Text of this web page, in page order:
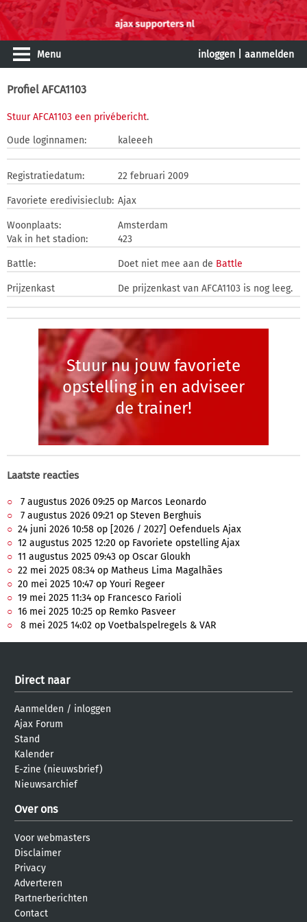
Menu inloggen aanmelden
Profiel AFCA1103
Stuur AFCA1103 een privébericht.
Oude loginnamen:
kaleeeh
Registratiedatum: 22 februari 2009
Favoriete eredivisieclub: Ajax
Woonplaats:
Amsterdam
Vak in het stadion:
423
Battle: Doet niet mee aan de Battle
Prijzenkast De prijzenkast van AFCA1103 is nog leeg.
Stuur nu jouw favoriete
opstelling in en adviseer
de trainer!
Laatste reacties
7 augustus 2026 09:25 op Marcos Leonardo
7 augustus 2026 09:21 op Steven Berghuis
24 juni 2026 10:58 op [2026 / 2027] Oefenduels Ajax
12 augustus 2025 12:20 op Favoriete opstelling Ajax
11 augustus 2025 09:43 op Oscar Gloukh
22 mei 2025 08:34 op Matheus Lima Magalhães
20 mei 2025 10:47 op Youri Regeer
19 mei 2025 11:34 op Francesco Farioli
16 mei 2025 10:25 op Remko Pasveer
8 mei 2025 14:02 op Voetbalspelregels & VAR
Direct naar
Aanmelden / inloggen
Ajax Forum
Stand
Kalender
E-zine (nieuwsbrief)
Nieuwsarchief
Over ons
Voor webmasters
Disclaimer
Privacy
Adverteren
Partnerberichten
Contact